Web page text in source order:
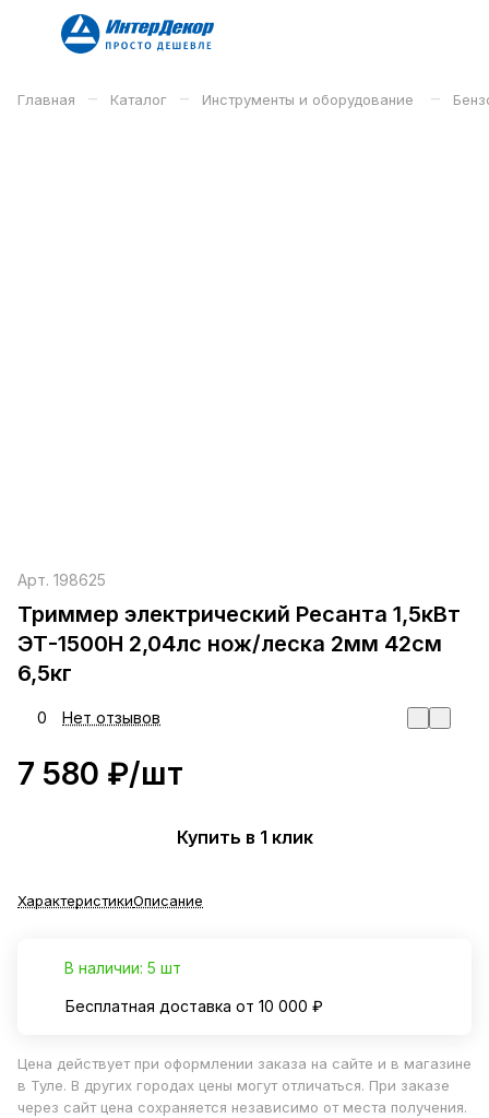
Главная – Каталог – Инструменты и оборудование –
Арт. 198625
Триммер электрический Ресанта 1,5кВт
ЭТ-1500Н 2,04лс нож/леска 2мм 42см
6,5кг
0 Нет отзывов
7 580 ₽/шт
Купить в 1 клик
ХарактеристикиОписание
В наличии: 5 шт
Бесплатная доставка от 10 000 ₽
Цена действует при оформлении заказа на сайте и в магазине
в Туле. В других городах цены могут отличаться. При заказе
через сайт цена сохраняется независимо от места получения.